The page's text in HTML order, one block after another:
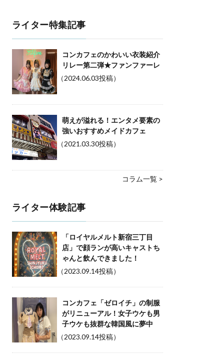
ライター特集記事
コンカフェのかわいい衣装紹介
リレー第二弾★ファンファーレ
（2024.06.03投稿）
萌えが溢れる！エンタメ要素の
強いおすすめメイドカフェ
（2021.03.30投稿）
コラム一覧 >
ライター体験記事
「ロイヤルメルト新宿三丁目
店」で顔ランが高いキャストち
ゃんと飲んできました！
（2023.09.14投稿）
コンカフェ「ゼロイチ」の制服
がリニューアル！女子ウケも男
子ウケも抜群な韓国風に夢中
（2023.09.14投稿）